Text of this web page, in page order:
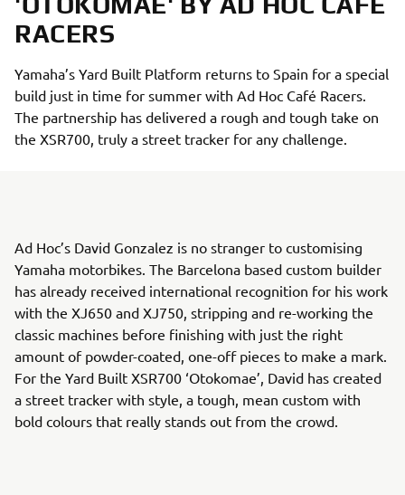
RACERS
Yamaha’s Yard Built Platform returns to Spain for a special
build just in time for summer with Ad Hoc Café Racers.
The partnership has delivered a rough and tough take on
the XSR700, truly a street tracker for any challenge.
Ad Hoc’s David Gonzalez is no stranger to customising
Yamaha motorbikes. The Barcelona based custom builder
has already received international recognition for his work
with the XJ650 and XJ750, stripping and re-working the
classic machines before finishing with just the right
amount of powder-coated, one-off pieces to make a mark.
For the Yard Built XSR700 ‘Otokomae’, David has created
a street tracker with style, a tough, mean custom with
bold colours that really stands out from the crowd.